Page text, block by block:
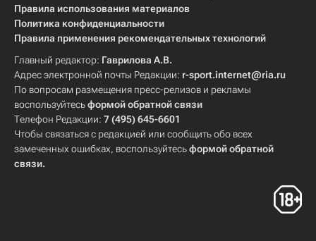
Правила использования материалов
Политика конфиденциальности
Правила применения рекомендательных технологий
Главный редактор: Гаврилова А.В.
Адрес электронной почты Редакции: r-sport.internet@ria.ru
По вопросам размещения пресс-релизов и рекламы
воспользуйтесьформой обратной связи
Телефон Редакции: 7 (495) 645-6601
Чтобы связаться с редакцией или сообщить обо всех
замеченных ошибках, воспользуйтесьформой обратной
связи.